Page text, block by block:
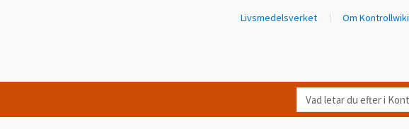
Livsmedelsverket Om Kontrollwiki
Vad
letar